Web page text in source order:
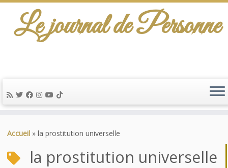
au
Le journal de Personne
Accueil » la prostitution universelle
la prostitution universelle